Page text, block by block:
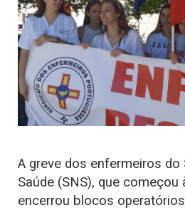
A greve dos enfermeiros do
Saúde (SNS), que
encerrou blocos